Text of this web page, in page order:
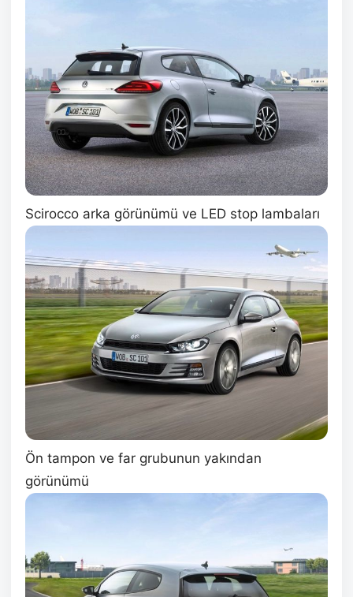
Scirocco arka görünümü ve LED stop lambaları
Ön tampon ve far grubunun yakından
görünümü